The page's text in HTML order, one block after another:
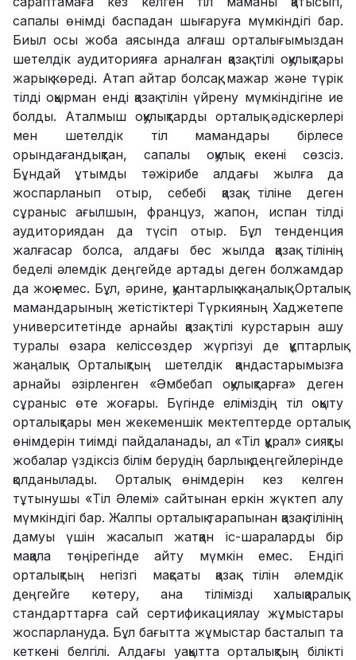
сапалы өнімді баспадан шығаруға мүмкіндігі бар.
Биыл осы жоба аясында алғаш орталығымыздан
шетелдік аудиторияға арналған қазақ тілі оқулықтары
жарық көреді. Атап айтар болсақ, мажар және түрік
тілді оқырман енді қазақ тілін үйрену мүмкіндігіне ие
болды. Аталмыш оқулықтарды орталық әдіскерлері
мен шетелдік тіл мамандары бірлесе
орындағандықтан, сапалы оқулық екені сөзсіз.
Бұндай ұтымды тәжірибе алдағы жылға да
жоспарланып отыр, себебі қазақ тіліне деген
сұраныс ағылшын, француз, жапон, испан тілді
аудиториядан да түсіп отыр. Бұл тенденция
жалғасар болса, алдағы бес жылда қазақ тілінің
беделі әлемдік деңгейде артады деген болжамдар
да жоқ емес. Бұл, әрине, қуантарлық жаңалық. Орталық
мамандарының жетістіктері Түркияның Хаджетепе
университетінде арнайы қазақ тілі курстарын ашу
туралы өзара келіссөздер жүргізуі де құптарлық
жаңалық. Орталықтың шетелдік қандастарымызға
арнайы әзірленген «Әмбебап оқулықтарға» деген
сұраныс өте жоғары. Бүгінде еліміздің тіл оқыту
орталықтары мен жекеменшік мектептерде орталық
өнімдерін тиімді пайдаланады, ал «Тіл құрал» сияқты
жобалар үздіксіз білім берудің барлық деңгейлерінде
қолданылады. Орталық өнімдерін кез келген
тұтынушы «Тіл Әлемі» сайтынан еркін жүктеп алу
мүмкіндігі бар. Жалпы орталық тарапынан қазақ тілінің
дамуы үшін жасалып жатқан іс-шараларды бір
мақала төңірегінде айту мүмкін емес. Ендігі
орталықтың негізгі мақсаты қазақ тілін әлемдік
деңгейге көтеру, ана тілімізді халықаралық
стандарттарға сай сертификациялау жұмыстары
жоспарлануда. Бұл бағытта жұмыстар басталып та
кеткені белгілі. Алдағы уақытта орталықтың білікті